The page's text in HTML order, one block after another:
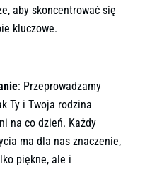
aby skoncentrować się
kluczowe.
: Przeprowadzamy
Ty i Twoja rodzina
na co dzień. Każdy
ma dla nas znaczenie,
piękne, ale i